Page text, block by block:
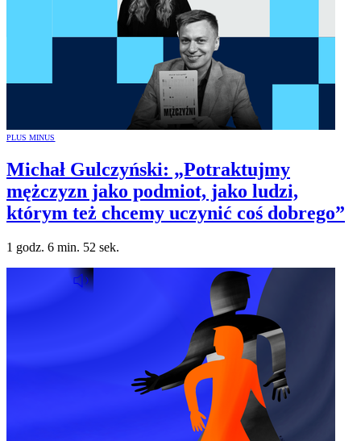
PLUS MINUS
Michał Gulczyński: „Potraktujmy
mężczyzn jako podmiot, jako ludzi,
którym też chcemy uczynić coś dobrego”
1 godz. 6 min. 52 sek.